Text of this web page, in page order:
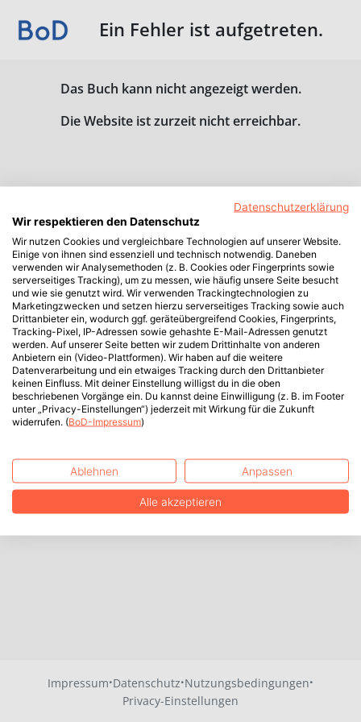
Ein Fehler ist aufgetreten.
Das Buch kann nicht angezeigt werden.
Die Website ist zurzeit nicht erreichbar.
Impressum·Datenschutz·Nutzungsbedingungen·
Privacy-Einstellungen
Datenschutzerklärung
Wir respektieren den Datenschutz
Wir nutzen Cookies und vergleichbare Technologien auf unserer Website.
Einige von ihnen sind essenziell und technisch notwendig. Daneben
verwenden wir Analysemethoden (z. B. Cookies oder Fingerprints sowie
serverseitiges Tracking), um zu messen, wie häufig unsere Seite besucht
und wie sie genutzt wird. Wir verwenden Trackingtechnologien zu
Marketingzwecken und setzen hierzu serverseitiges Tracking sowie auch
Drittanbieter ein, wodurch ggf. geräteübergreifend Cookies, Fingerprints,
Tracking-Pixel, IP-Adressen sowie gehashte E-Mail-Adressen genutzt
werden. Auf unserer Seite betten wir zudem Drittinhalte von anderen
Anbietern ein (Video-Plattformen). Wir haben auf die weitere
Datenverarbeitung und ein etwaiges Tracking durch den Drittanbieter
keinen Einfluss. Mit deiner Einstellung willigst du in die oben
beschriebenen Vorgänge ein. Du kannst deine Einwilligung (z. B. im Footer
unter „Privacy-Einstellungen“) jederzeit mit Wirkung für die Zukunft
widerrufen. (BoD-Impressum)
Ablehnen Anpassen
Alle akzeptieren